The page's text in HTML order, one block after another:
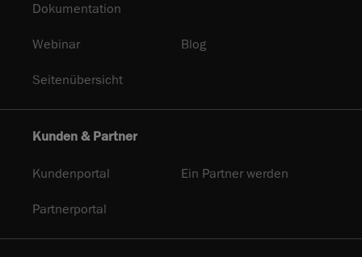
Dokumentation
Webinar Blog
Seitenübersicht
Kunden & Partner
Kundenportal Ein Partner werden
Partnerportal